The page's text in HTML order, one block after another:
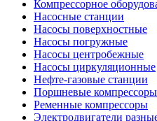
Компрессорное
Насосные станции
Насосы поверхностные
Насосы погружные
Насосы центробежные
Насосы циркуляционные
Нефте-газовые станции
Поршневые компрессоры
Ременные компрессоры
Электродвигатели